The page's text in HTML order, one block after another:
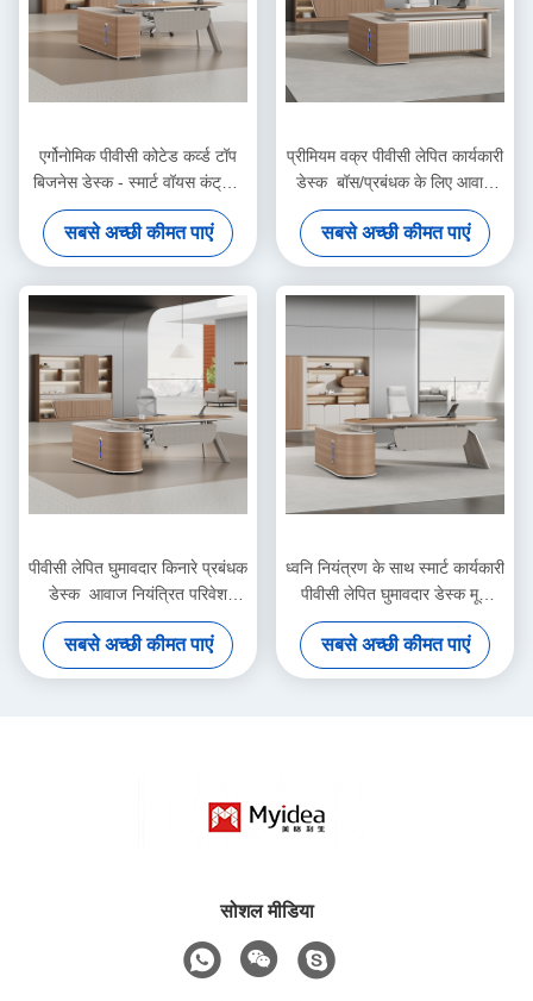
एर्गोनोमिक पीवीसी कोटेड कर्व्ड टॉप
बिजनेस डेस्क - स्मार्ट वॉयस कंट्रोल
एम्बिएंट लाइटिंग के साथ पेंटेड फिनिश
सबसे अच्छी कीमत पाएं
प्रीमियम वक्र पीवीसी लेपित कार्यकारी
डेस्क ️ बॉस/प्रबंधक के लिए आवाज
सक्रिय परिवेश प्रकाश, चित्रित लेक
कार्यालय डेस्क
सबसे अच्छी कीमत पाएं
पीवीसी लेपित घुमावदार किनारे प्रबंधक
डेस्क ️ आवाज नियंत्रित परिवेश
एलईडी प्रकाश प्रणाली के साथ
चित्रित परिष्करण कार्यस्थल
सबसे अच्छी कीमत पाएं
ध्वनि नियंत्रण के साथ स्मार्ट कार्यकारी
पीवीसी लेपित घुमावदार डेस्क मूड
प्रकाश और चिकनी पेंटिंग कार्यालय
फर्नीचर
सबसे अच्छी कीमत पाएं
सोशल मीडिया